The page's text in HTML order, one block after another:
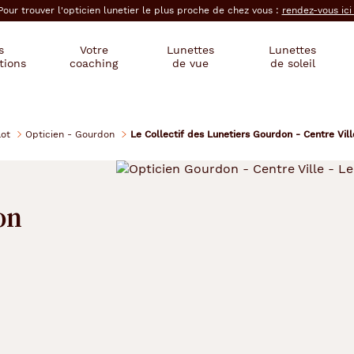
trouver l'opticien lunetier le plus proche de chez vous : rendez-vous ici
Votre
coaching
Lunettes
de vue
Lunettes
de soleil
Opticien - Gourdon Le Collectif des Lunetiers Gourdon - Centre